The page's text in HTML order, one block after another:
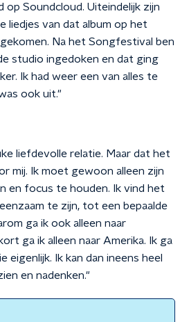
op Soundcloud. Uiteindelijk zijn
liedjes van dat album op het
Na het Songfestival ben
studio ingedoken en dat ging
Ik had weer een van alles te
ook uit."
liefdevolle relatie. Maar dat het
mij. Ik moet gewoon alleen zijn
en focus te houden. Ik vind het
te zijn, tot een bepaalde
ga ik ook alleen naar
ga ik alleen naar Amerika. Ik ga
eigenlijk. Ik kan dan ineens heel
en nadenken."